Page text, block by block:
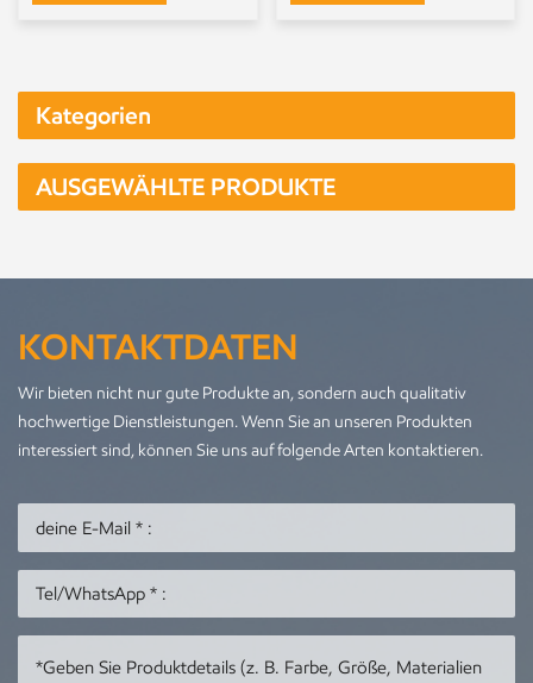
Kategorien
AUSGEWÄHLTE PRODUKTE
KONTAKTDATEN
Wir bieten nicht nur gute Produkte an, sondern auch qualitativ
hochwertige Dienstleistungen. Wenn Sie an unseren Produkten
interessiert sind, können Sie uns auf folgende Arten kontaktieren.